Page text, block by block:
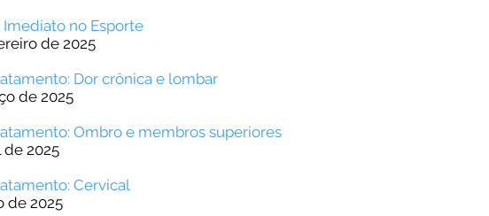
no Esporte
de 2025
Dor crônica e lombar
de 2025
Ombro e membros superiores
de 2025
Cervical
de 2025